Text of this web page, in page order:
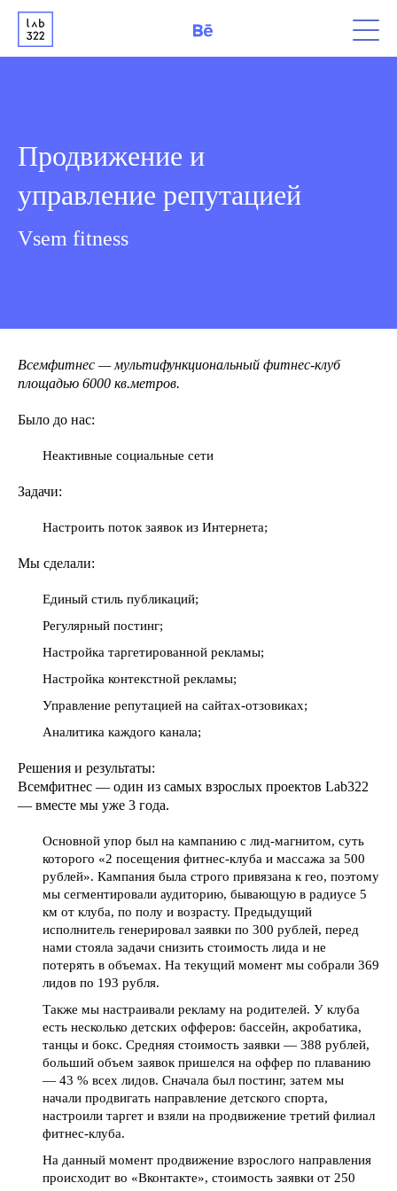
Продвижение и
управление репутацией
Vsem fitness
Всемфитнес — мультифункциональный фитнес-клуб
площадью 6000 кв.метров.
Было до нас:
Неактивные социальные сети
Задачи:
Настроить поток заявок из Интернета;
Мы сделали:
Единый стиль публикаций;
Регулярный постинг;
Настройка таргетированной рекламы;
Настройка контекстной рекламы;
Управление репутацией на сайтах-отзовиках;
Аналитика каждого канала;
Решения и результаты:
Всемфитнес — один из самых взрослых проектов Lab322
— вместе мы уже 3 года.
Основной упор был на кампанию с лид-магнитом, суть
которого «2 посещения фитнес-клуба и массажа за 500
рублей». Кампания была строго привязана к гео, поэтому
мы сегментировали аудиторию, бывающую в радиусе 5
км от клуба, по полу и возрасту. Предыдущий
исполнитель генерировал заявки по 300 рублей, перед
нами стояла задачи снизить стоимость лида и не
потерять в объемах. На текущий момент мы собрали 369
лидов по 193 рубля.
Также мы настраивали рекламу на родителей. У клуба
есть несколько детских офферов: бассейн, акробатика,
танцы и бокс. Средняя стоимость заявки — 388 рублей,
больший объем заявок пришелся на оффер по плаванию
— 43 % всех лидов. Сначала был постинг, затем мы
начали продвигать направление детского спорта,
настроили таргет и взяли на продвижение третий филиал
фитнес-клуба.
На данный момент продвижение взрослого направления
происходит во «Вконтакте», стоимость заявки от 250